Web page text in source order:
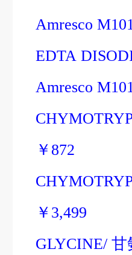
Amresco
EDTA
Amresco
￥ 872
￥ 3,499
GLYCINE/ 甘